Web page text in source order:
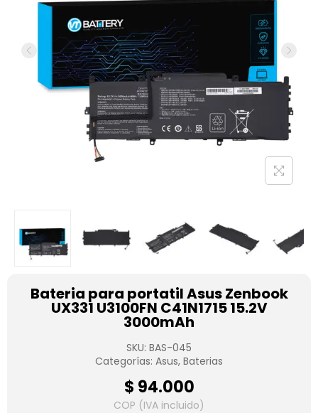
Bateria para portatil Asus Zenbook
UX331 U3100FN C41N1715 15.2V
3000mAh
SKU: BAS-045
Categorías: Asus, Baterias
$ 94.000
COP (IVA incluido)